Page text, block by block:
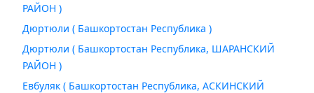
РАЙОН )
Дюртюли ( Башкортостан Республика )
Дюртюли ( Башкортостан Республика, ШАРАНСКИЙ
РАЙОН )
Евбуляк ( Башкортостан Республика, АСКИНСКИЙ